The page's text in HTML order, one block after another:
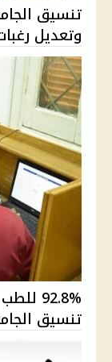
وتعديل
تنسيق الجامعات 2026 وأماكن